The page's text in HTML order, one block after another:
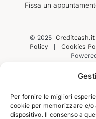
Per fornire le migliori
cookie per memorizzare e/
dispositivo. Il consenso a
Fissa un
© 2025 Creditcash.it
Policy| Cookies
Contatti